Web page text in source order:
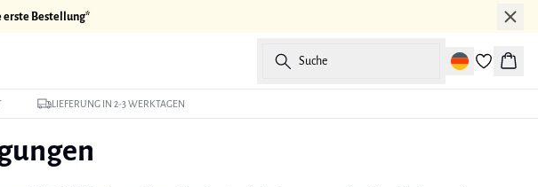
erste Bestellung*
Suche
LIEFERUNG IN 2-3 WERKTAGEN